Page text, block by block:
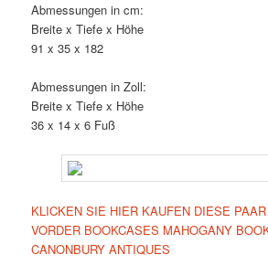
Abmessungen in cm:
Breite x Tiefe x Höhe
91 x 35 x 182
Abmessungen in Zoll:
Breite x Tiefe x Höhe
36 x 14 x 6 Fuß
KLICKEN SIE HIER KAUFEN DIESE
VORDER BOOKCASES MAHOGANY
CANONBURY ANTIQUES